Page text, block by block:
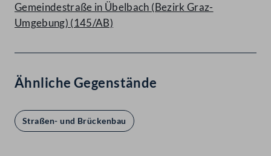
Gemeindestraße in Übelbach (Bezirk Graz-
Umgebung) (145/AB)
Ähnliche Gegenstände
Straßen- und Brückenbau